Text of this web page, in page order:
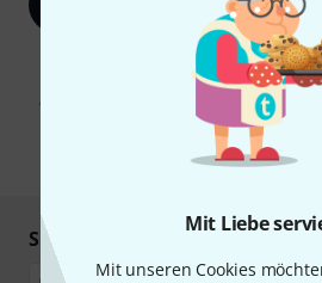
Mit Liebe
Mit unseren Cookies
Mit Klick auf „Jetzt anmelden“ stimmen
Werbung und einer Messung des E-Mail-
Abmeldung ist jederzeit möglich. Weitere
unseren
* Pflichtfeld
Sicher einkaufen & bezahlen